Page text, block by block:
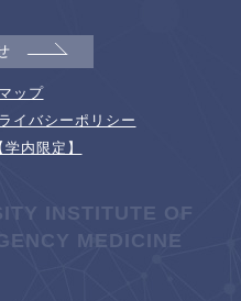
ップ
イバシーポリシー
内限定】
INSTITUTE OF
MEDICINE